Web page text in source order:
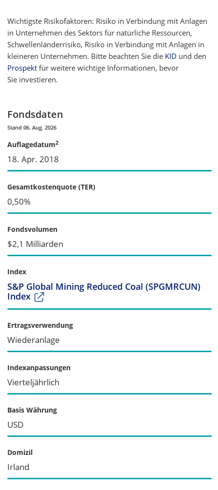
Wichtigste Risikofaktoren: Risiko in Verbindung mit Anlagen
in Unternehmen des Sektors für natürliche Ressourcen,
Schwellenländerrisiko, Risiko in Verbindung mit Anlagen in
kleineren Unternehmen. Bitte beachten Sie die KID und den
Prospekt für weitere wichtige Informationen, bevor
Sie investieren.
Fondsdaten
Stand 06. Aug. 2026
Auflagedatum2
18. Apr. 2018
Gesamtkostenquote (TER)
0,50%
Fondsvolumen
$2,1 Milliarden
Index
S&P Global Mining Reduced Coal (SPGMRCUN)
Index
Ertragsverwendung
Wiederanlage
Indexanpassungen
Vierteljährlich
Basis Währung
USD
Domizil
Irland